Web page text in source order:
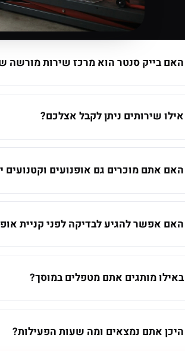
האם בייק סנטר הוא מרכז שירות מורשה
אילו שירותים ניתן לקבל אצלכם?
האם אתם מוכרים גם אופנועים וקטנועים
האם אפשר להגיע לבדיקה לפני קניית
באילו מותגים אתם מטפלים במוסך?
היכן אתם נמצאים ומה שעות הפעילות?